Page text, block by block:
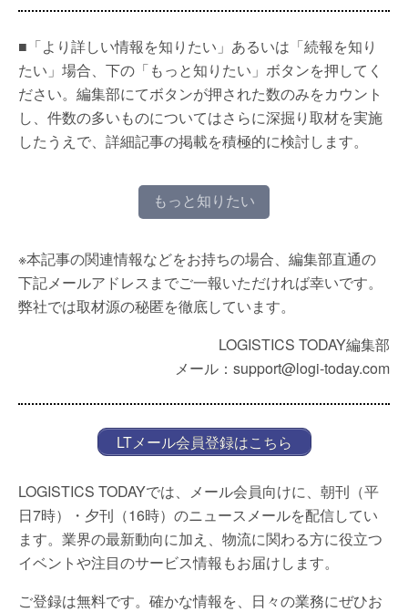
■「より詳しい情報を知りたい」あるいは「続報を知り
たい」場合、下の「もっと知りたい」ボタンを押してく
ださい。編集部にてボタンが押された数のみをカウント
し、件数の多いものについてはさらに深掘り取材を実施
したうえで、詳細記事の掲載を積極的に検討します。
もっと知りたい
※本記事の関連情報などをお持ちの場合、編集部直通の
下記メールアドレスまでご一報いただければ幸いです。
弊社では取材源の秘匿を徹底しています。
LOGISTICS TODAY編集部
メール：support@logi-today.com
LTメール会員登録はこちら
LOGISTICS TODAYでは、メール会員向けに、朝刊（平
日7時）・夕刊（16時）のニュースメールを配信してい
ます。業界の最新動向に加え、物流に関わる方に役立つ
イベントや注目のサービス情報もお届けします。
ご登録は無料です。確かな情報を、日々の業務にぜひお